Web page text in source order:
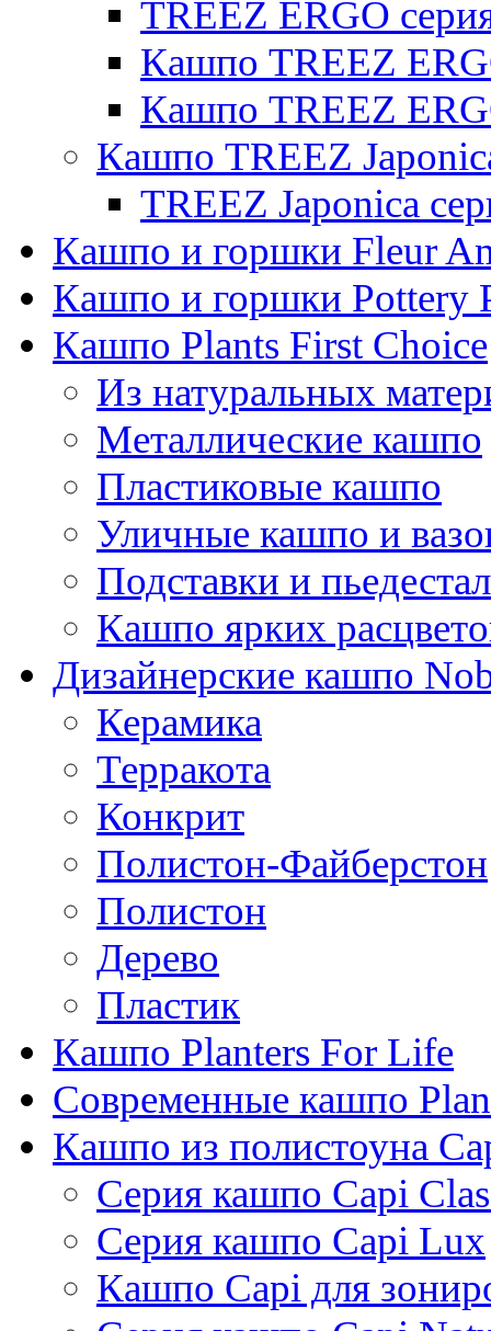
TREEZ ERGO
Кашпо TREEZ
Кашпо TREEZ
Кашпо TREEZ
TREEZ Japonica
Кашпо и горшки Fleur
Кашпо и горшки Pottery
Кашпо Plants First Choice
Из натуральных
Металлические кашпо
Пластиковые кашпо
Уличные кашпо и
Подставки и
Кашпо ярких
Дизайнерские кашпо
Керамика
Терракота
Конкрит
Полистон-Файберстон
Полистон
Дерево
Пластик
Кашпо Planters For Life
Современные кашпо
Кашпо из полистоуна
Серия кашпо Capi
Серия кашпо Capi Lux
Кашпо Capi для